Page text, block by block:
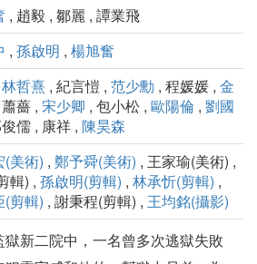
, 趙毅 , 鄒麗 , 譚業飛
, 孫啟明 , 楊旭奮
林哲熹 , 紀言愷 , 范少勳 , 程媛媛 , 金
薔 , 宋少卿 , 包小松 , 歐陽倫 , 劉國
儒 , 康祥 , 陳昊森
(美術) , 鄭予舜(美術) , 王家瑜(美術) ,
輯) , 孫啟明(剪輯) , 林承忻(剪輯) ,
(剪輯) , 謝秉程(剪輯) , 王均銘(攝影)
獄新二院中，一名曾多次逃獄失敗